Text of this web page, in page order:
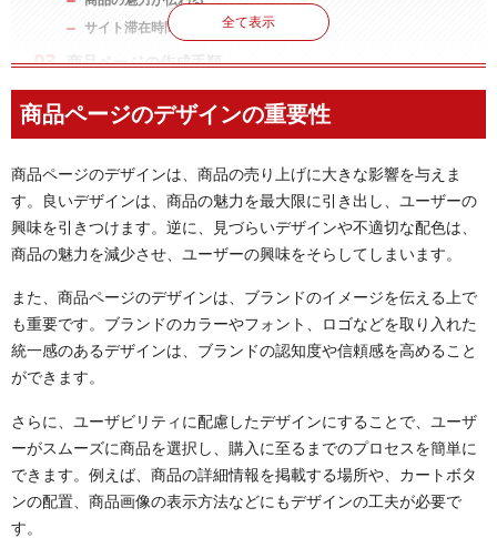
サイト滞在時間が長くなる
商品ページの作成手順
STEP 01：必要な商品情報の準備
STEP 02：サイトイメージの決定
STEP 04：デザイン（配置や配色等）の決定
STEP 05：コーディングを実装する
商品ページで特にこだわるべきデザイン
ファーストビュー
商品画像
CTA
良い商品ページデザインにするコツ
ターゲット属性に合ったデザインにする
デザインに一貫性を持たせる
競合サイトをチェックする
自社の強みをアピールする
魅力的なキャッチコピーを作る
全て表示
商品ページのデザインの重要性
商品ページのデザインは、商品の売り上げに大きな影響を与えま
す。良いデザインは、商品の魅力を最大限に引き出し、ユーザーの
興味を引きつけます。逆に、見づらいデザインや不適切な配色は、
商品の魅力を減少させ、ユーザーの興味をそらしてしまいます。
また、商品ページのデザインは、ブランドのイメージを伝える上で
も重要です。ブランドのカラーやフォント、ロゴなどを取り入れた
統一感のあるデザインは、ブランドの認知度や信頼感を高めること
ができます。
さらに、ユーザビリティに配慮したデザインにすることで、ユーザ
ーがスムーズに商品を選択し、購入に至るまでのプロセスを簡単に
できます。例えば、商品の詳細情報を掲載する場所や、カートボタ
ンの配置、商品画像の表示方法などにもデザインの工夫が必要で
す。